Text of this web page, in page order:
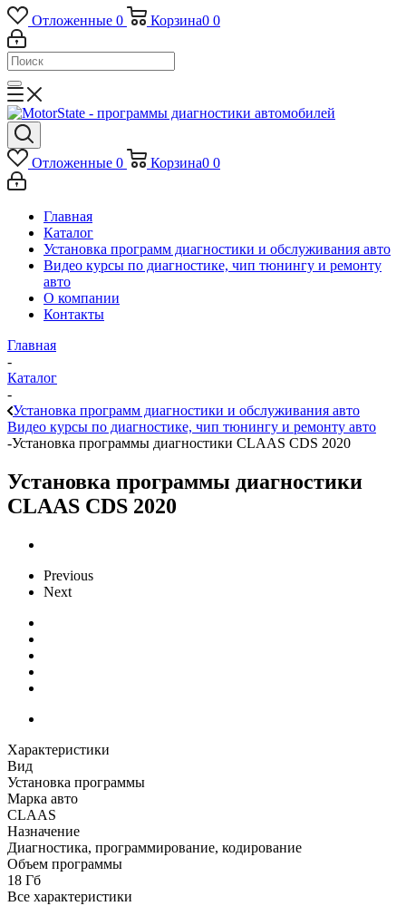
Отложенные 0 Корзина0 0
Отложенные 0 Корзина0 0
Главная
Каталог
Установка программ диагностики и обслуживания авто
Видео курсы по диагностике, чип тюнингу и ремонту
авто
О компании
Контакты
Главная
-
Каталог
-
Установка программ диагностики и обслуживания авто
Видео курсы по диагностике, чип тюнингу и ремонту авто
-Установка программы диагностики CLAAS CDS 2020
Установка программы диагностики
CLAAS CDS 2020
Previous
Next
Характеристики
Вид
Установка программы
Марка авто
CLAAS
Назначение
Диагностика, программирование, кодирование
Объем программы
18 Гб
Все характеристики